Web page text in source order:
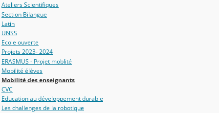
Ateliers Scientifiques
Section Bilangue
Latin
UNSS
Ecole ouverte
Projets 2023- 2024
ERASMUS - Projet moblité
Mobilité élèves
Mobilité des enseignants
CVC
Education au développement durable
Les challenges de la robotique